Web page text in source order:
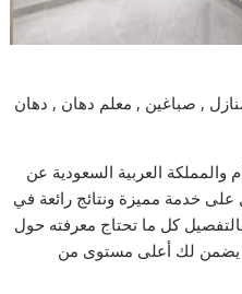
العربية السعودية عن
خدمة مميزة ونتائج رائعة في
كل ما تحتاج معرفته حول
يضمن لك أعلى مستوى من